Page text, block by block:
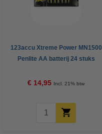
123accu Xtreme Power MN1500
Penlite AA batterij 24 stuks
€ 14,95 Incl. 21% btw